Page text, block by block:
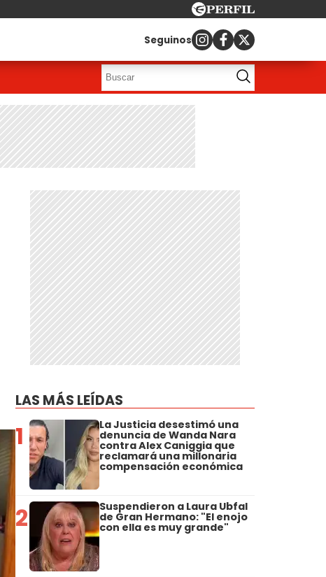
Seguinos
LAS MÁS LEÍDAS
1 La Justicia desestimó una
denuncia de Wanda Nara
contra Alex Caniggia que
reclamará una millonaria
compensación económica
2 Suspendieron a Laura Ubfal
de Gran Hermano: "El enojo
con ella es muy grande"